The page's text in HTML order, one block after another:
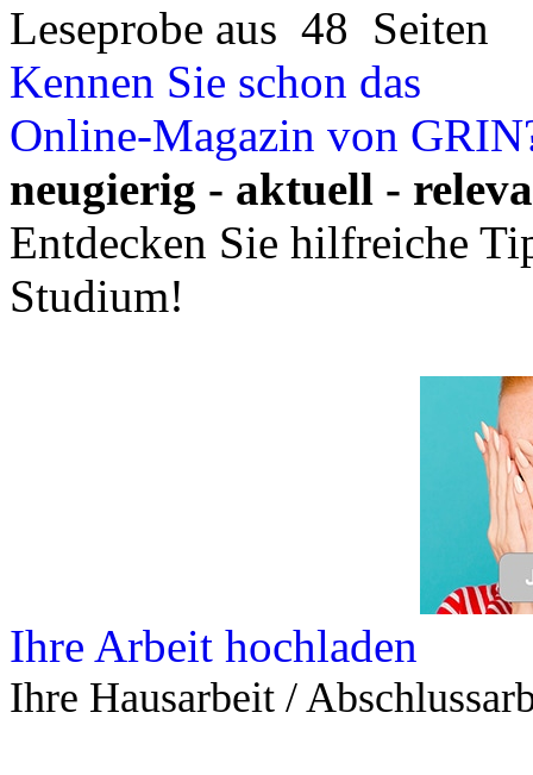
Leseprobe aus 48 Seiten
Kennen Sie schon das
Online-Magazin von
neugierig - aktuell -
Entdecken Sie hilfreiche
Studium!
Ihre Arbeit hochladen
Ihre Hausarbeit /